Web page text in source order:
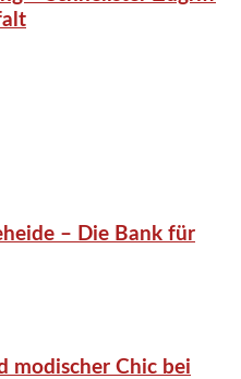
– Die Bank für
modischer Chic bei